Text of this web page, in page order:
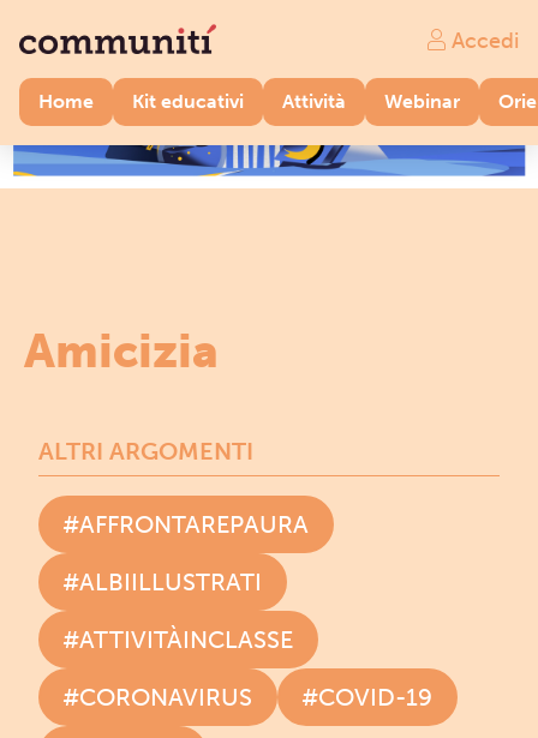
Home Kit educativi Attività Webinar
Accedi
Amicizia
ALTRI ARGOMENTI
#AFFRONTAREPAURA
#ALBIILLUSTRATI
#ATTIVITÀINCLASSE
#CORONAVIRUS
#COVID-19